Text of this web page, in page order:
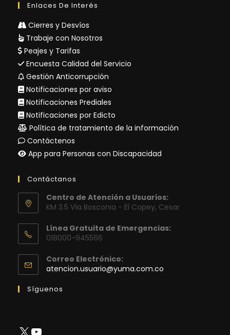
Enlaces De Interés
Cierres y Desvíos
Trabaje con Nosotros
Peajes y Tarifas
Encuesta Calidad del Servicio
Gestión Anticorrupción
Notificaciones por aviso
Notificaciones Prediales
Notificaciones por Edicto
Política de tratamiento de la información
Contáctenos
App para Personas con Discapacidad
Contáctanos
Centro de Atención a Usuarios:
KM 3.5 Vía Bosconia - El Copey, Cesar
Línea Gratuita de Emergencias:
018000-945566
Correo Electrónico:
atencion.usuario@yuma.com.co
Síguenos
X YouTube